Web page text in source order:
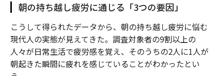
朝の持ち越し疲労に通じる「3つの要因」
こうして得られたデータから、朝の持ち越し疲労に悩む
現代人の実態が見えてきた。調査対象者の9割以上の
人々が日常生活で疲労感を覚え、そのうちの2人に1人が
朝起きた瞬間に疲れを感じていることがわかったとい